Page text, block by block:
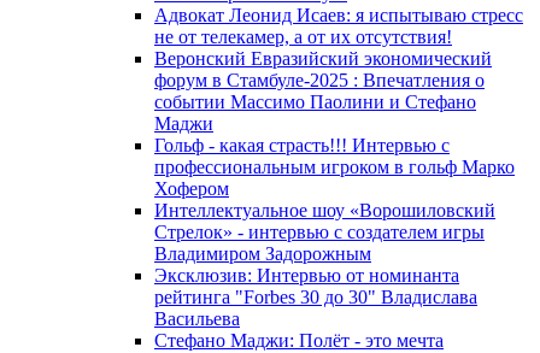
Адвокат Леонид Исаев: я испытываю стресс
не от телекамер, а от их отсутствия!
Веронский Евразийский экономический
форум в Стамбуле-2025 : Впечатления о
событии Массимо Паолини и Стефано
Маджи
Гольф - какая страсть!!! Интервью с
профессиональным игроком в гольф Марко
Хофером
Интеллектуальное шоу «Ворошиловский
Стрелок» - интервью с создателем игры
Владимиром Задорожным
Эксклюзив: Интервью от номинанта
рейтинга "Forbes 30 до 30" Владислава
Васильева
Стефано Маджи: Полёт - это мечта